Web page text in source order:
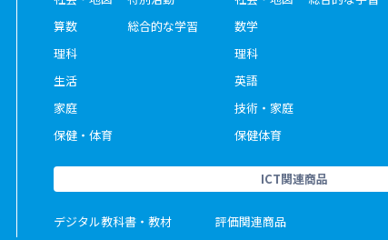
算数
理科
生活
家庭
保健・体育
総合的な学習
数学
理科
英語
技術・家庭
保健体育
ICT関連商品
デジタル教科書・教材 評価関連商品